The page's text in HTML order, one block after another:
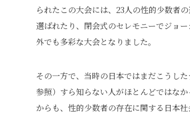
られたこの大会には、23人の性的少数者
選ばれたり、閉会式のセレモニーでジョ
外でも多彩な大会となりました。
その一方で、当時の日本ではまだこうし
参照）すら知らない人がほとんどではな
からも、性的少数者の存在に関する日本